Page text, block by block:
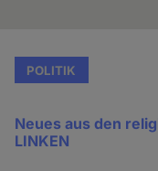
POLITIK
Neues aus den
LINKEN